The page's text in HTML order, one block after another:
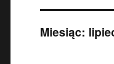
Miesiąc: